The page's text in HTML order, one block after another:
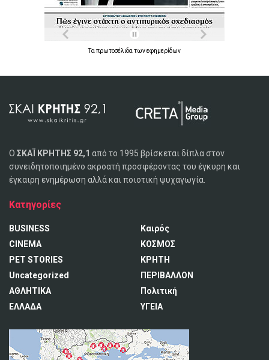
Τα πρωτοσέλιδα τωνεφημερίδων
Ο ΣΚΑΪ ΚΡΗΤΗΣ 92,1 από το 1995 βρίσκεται δίπλα στον
συνειδητοποιημένο ακροατή προσφέροντας του έγκυρη και
έγκαιρη ενημέρωση αλλά και ποιοτική ψυχαγωγία.
Κατηγορίες
BUSINESS
CINEMA
PET STORIES
Uncategorized
ΑΘΛΗΤΙΚΑ
ΕΛΛΑΔΑ
Καιρός
ΚΟΣΜΟΣ
ΚΡΗΤΗ
ΠΕΡΙΒΑΛΛΟΝ
Πολιτική
ΥΓΕΙΑ